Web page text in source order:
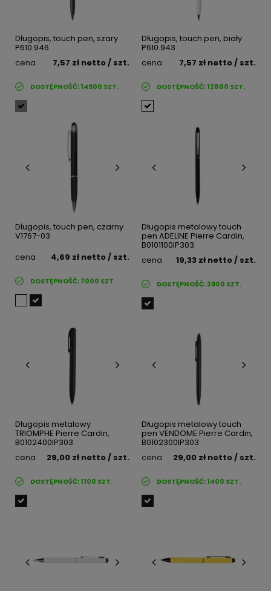
Długopis, touch pen, szary
P610.946
cena
7,57 zł netto/ szt.
DOSTĘPNOŚĆ:14900 SZT.
Długopis, touch pen, biały
P610.943
cena
7,57 zł netto/ szt.
DOSTĘPNOŚĆ:12800 SZT.
Długopis, touch pen, czarny
V1767-03
cena
4,69 zł netto/ szt.
DOSTĘPNOŚĆ:7000 SZT.
Długopis metalowy touch
pen ADELINE Pierre Cardin,
B0101100IP303
cena
19,33 zł netto/ szt.
DOSTĘPNOŚĆ:2900 SZT.
Długopis metalowy
TRIOMPHE Pierre Cardin,
B0102400IP303
cena
29,00 zł netto/ szt.
DOSTĘPNOŚĆ:1100 SZT.
Długopis metalowy touch
pen VENDOME Pierre Cardin,
B0102300IP303
cena
29,00 zł netto/ szt.
DOSTĘPNOŚĆ:1400 SZT.